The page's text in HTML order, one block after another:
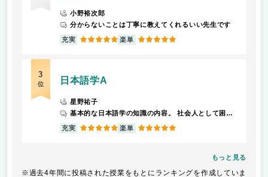
小野裕次郎
分からないことは丁寧に教えてくれるいい先生です
充実 5 楽単 5
3
位 日本語学A
星野祐子
基本的な日本語学の知識の内容。 社会人として困らないために。
充実 5 楽単 5
もっと見る
※過去4年間に投稿された授業をもとにランキングを作成していま